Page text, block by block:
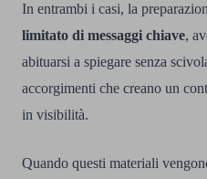
In entrambi i casi, la
limitato di messaggi chiave,
abituarsi a spiegare senza
accorgimenti che creano un
in visibilità.
Quando questi materiali